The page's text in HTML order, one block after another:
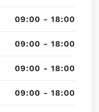
09:00 - 18:00
09:00 - 18:00
09:00 - 18:00
09:00 - 18:00